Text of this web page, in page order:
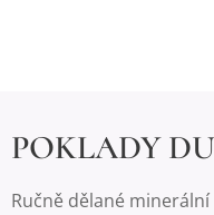
POKLADY
Ručně dělané